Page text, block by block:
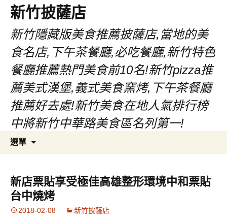
新竹披薩店
新竹隱藏版美食推薦披薩店,當地的美
食名店,下午茶餐廳,必吃餐廳,新竹特色
餐廳推薦熱門美食前10名!新竹pizza推
薦美式漢堡,義式美食窯烤,下午茶餐廳
推薦好去處!新竹美食在地人氣排行榜
中將新竹中華路美食區名列第一!
選單
內
容
鍵
字:
新店票貼享受極佳高雄整形環境中和票貼
台中燒烤
2018-02-08 新竹披薩店